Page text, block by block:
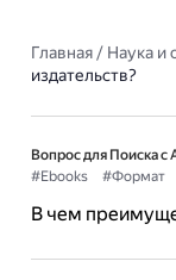
Главная/ Наука и
издательств?
Вопрос для Поиска с
#Ebooks
#Формат
В чем